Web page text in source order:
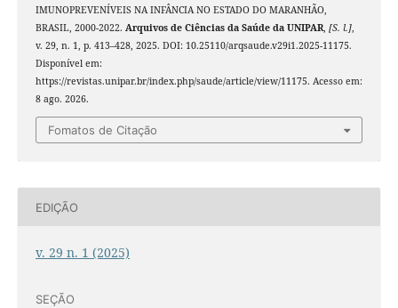
IMUNOPREVENÍVEIS NA INFÂNCIA NO ESTADO DO MARANHÃO,
BRASIL, 2000-2022. Arquivos de Ciências da Saúde da UNIPAR, [S. l.],
v. 29, n. 1, p. 413–428, 2025. DOI: 10.25110/arqsaude.v29i1.2025-11175.
Disponível em:
https://revistas.unipar.br/index.php/saude/article/view/11175. Acesso em:
8 ago. 2026.
Fomatos de Citação
EDIÇÃO
v. 29 n. 1 (2025)
SEÇÃO